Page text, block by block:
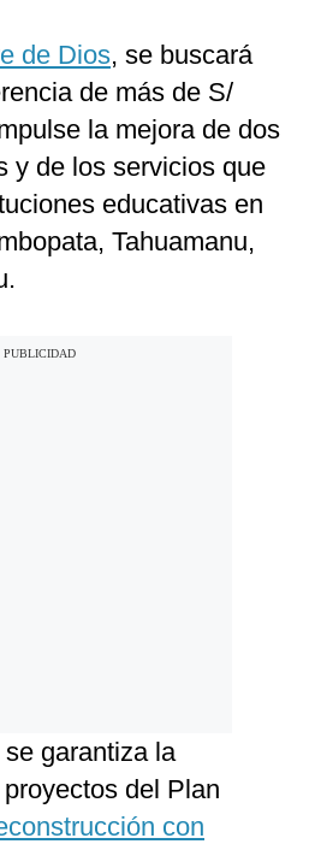
de Dios, se buscará
de más de S/
la mejora de dos
y de los servicios que
educativas en
Tahuamanu,
garantiza la
del Plan
con